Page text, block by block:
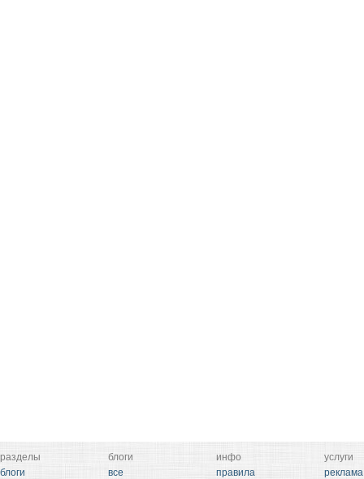
разделы
блоги
блоги
все
инфо
правила
услуги
реклама